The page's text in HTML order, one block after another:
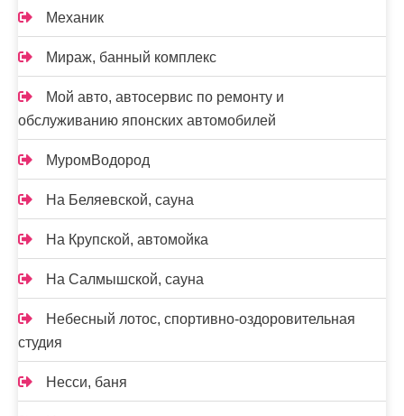
Механик
Мираж, банный комплекс
Мой авто, автосервис по ремонту и
обслуживанию японских автомобилей
МуромВодород
На Беляевской, сауна
На Крупской, автомойка
На Салмышской, сауна
Небесный лотос, спортивно-оздоровительная
студия
Несси, баня